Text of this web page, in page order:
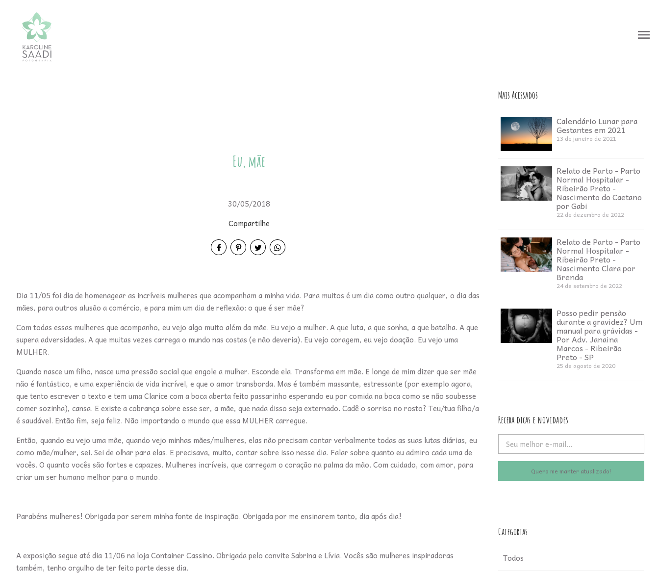
menu
Eu, mãe
30/05/2018
Compartilhe
Dia 11/05 foi dia de homenagear as incríveis mulheres que acompanham a minha vida. Para muitos é um dia como outro qualquer, o dia das
mães, para outros alusão a comércio, e para mim um dia de reflexão: o que é ser mãe?
Com todas essas mulheres que acompanho, eu vejo algo muito além da mãe. Eu vejo a mulher. A que luta, a que sonha, a que batalha. A que
supera adversidades. A que muitas vezes carrega o mundo nas costas (e não deveria). Eu vejo coragem, eu vejo doação. Eu vejo uma
MULHER.
Quando nasce um filho, nasce uma pressão social que engole a mulher. Esconde ela. Transforma em mãe. E longe de mim dizer que ser mãe
não é fantástico, e uma experiência de vida incrível, e que o amor transborda. Mas é também massante, estressante (por exemplo agora,
que tento escrever o texto e tem uma Clarice com a boca aberta feito passarinho esperando eu por comida na boca como se não soubesse
comer sozinha), cansa. E existe a cobrança sobre esse ser, a mãe, que nada disso seja externado. Cadê o sorriso no rosto? Teu/tua filho/a
é saudável. Então fim, seja feliz. Não importando o mundo que essa MULHER carregue.
Então, quando eu vejo uma mãe, quando vejo minhas mães/mulheres, elas não precisam contar verbalmente todas as suas lutas diárias, eu
como mãe/mulher, sei. Sei de olhar para elas. E precisava, muito, contar sobre isso nesse dia. Falar sobre quanto eu admiro cada uma de
vocês. O quanto vocês são fortes e capazes. Mulheres incríveis, que carregam o coração na palma da mão. Com cuidado, com amor, para
criar um ser humano melhor para o mundo.
Parabéns mulheres! Obrigada por serem minha fonte de inspiração. Obrigada por me ensinarem tanto, dia após dia!
A exposição segue até dia 11/06 na loja Container Cassino. Obrigada pelo convite Sabrina e Lívia. Vocês são mulheres inspiradoras
também, tenho orgulho de ter feito parte desse dia.
Mais Acessados
Calendário Lunar para
Gestantes em 2021
13 de janeiro de 2021
Relato de Parto - Parto
Normal Hospitalar -
Ribeirão Preto -
Nascimento do Caetano
por Gabi
22 de dezembro de 2022
Relato de Parto - Parto
Normal Hospitalar -
Ribeirão Preto -
Nascimento Clara por
Brenda
24 de setembro de 2022
Posso pedir pensão
durante a gravidez? Um
manual para grávidas -
Por Adv. Janaina
Marcos - Ribeirão
Preto - SP
25 de agosto de 2020
Receba dicas e novidades
Quero me manter atualizado!
Categorias
Todos